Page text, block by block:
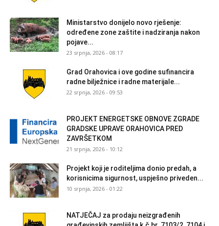
Ministarstvo donijelo novo rješenje:
određene zone zaštite i nadziranja nakon
pojave...
23 srpnja, 2026 - 08:17
Grad Orahovica i ove godine sufinancira
radne bilježnice i radne materijale...
22 srpnja, 2026 - 09:53
PROJEKT ENERGETSKE OBNOVE ZGRADE
GRADSKE UPRAVE ORAHOVICA PRED
ZAVRŠETKOM
21 srpnja, 2026 - 10:12
Projekt koji je roditeljima donio predah, a
korisnicima sigurnost, uspješno priveden...
10 srpnja, 2026 - 01:22
NATJEČAJ za prodaju neizgrađenih